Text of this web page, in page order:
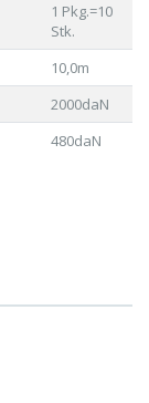
1 Pkg.=10
Stk.
10,0m
2000daN
480daN